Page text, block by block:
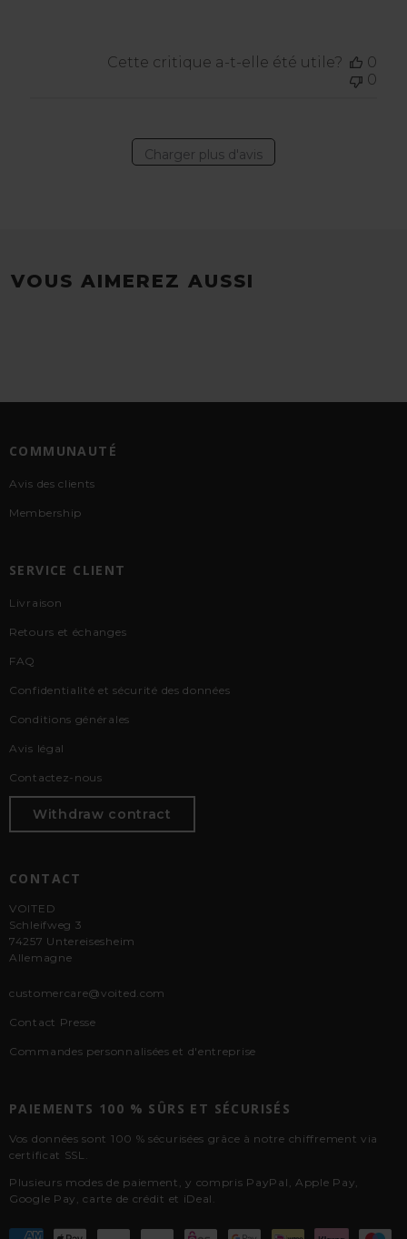
Cette critique a-t-elle été utile?
0
0
Charger plus d'avis
VOUS AIMEREZ AUSSI
COMMUNAUTÉ
Avis des clients
Membership
SERVICE CLIENT
Livraison
Retours et échanges
FAQ
Confidentialité et sécurité des données
Conditions générales
Avis légal
Contactez-nous
Withdraw contract
CONTACT
VOITED
Schleifweg 3
74257 Untereisesheim
Allemagne
customercare@voited.com
Contact Presse
Commandes personnalisées et d'entreprise
PAIEMENTS 100 % SÛRS ET SÉCURISÉS
Vos données sont 100 % sécurisées grâce à notre chiffrement via
certificat SSL.
Plusieurs modes de paiement, y compris PayPal, Apple Pay,
Google Pay, carte de crédit et iDeal.